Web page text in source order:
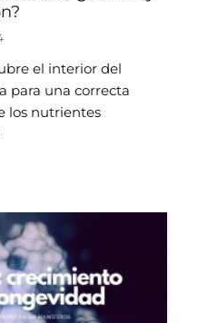
el interior del
para una correcta
los nutrientes